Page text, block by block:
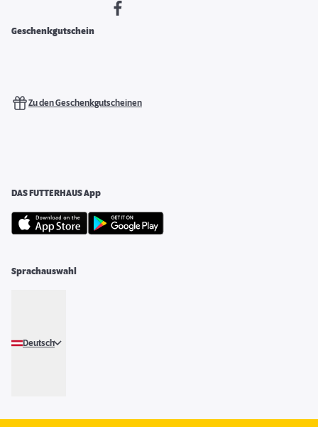
Geschenkgutschein
Zu den Geschenkgutscheinen
DAS FUTTERHAUS App
Sprachauswahl
Deutsch